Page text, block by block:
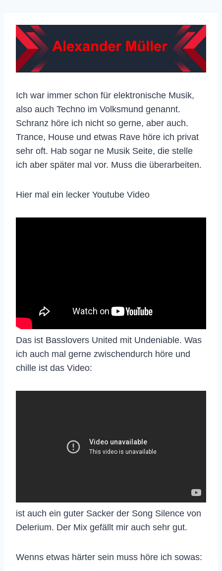
Ich war immer schon für elektronische Musik,
also auch Techno im Volksmund genannt.
Schranz höre ich nicht so gerne, aber auch.
Trance, House und etwas Rave höre ich privat
sehr oft. Hab sogar ne Musik Seite, die stelle
ich aber später mal vor. Muss die überarbeiten.
Hier mal ein lecker Youtube Video
Das ist Basslovers United mit Undeniable. Was
ich auch mal gerne zwischendurch höre und
chille ist das Video:
ist auch ein guter Sacker der Song Silence von
Delerium. Der Mix gefällt mir auch sehr gut.
Wenns etwas härter sein muss höre ich sowas: